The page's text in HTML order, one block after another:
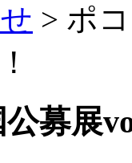
> ポ
募展